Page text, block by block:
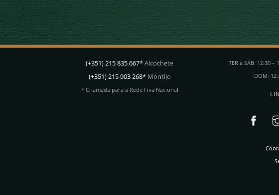
(+351) 215 835 667*Alcochete
(+351) 215 903 268*Montijo
* Chamada para a Rede Fixa Nacional
TER a SÁB: 12:30 –
DOM: